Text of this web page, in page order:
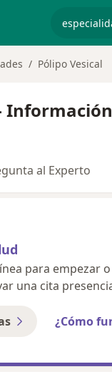
Pólipo Vesical
al Experto
para empezar
una cita
¿Cómo